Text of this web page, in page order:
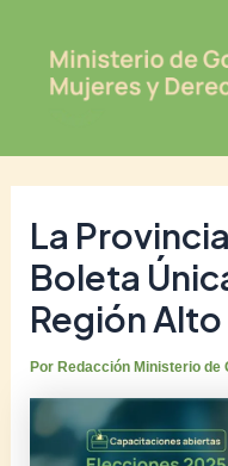
contenido
La
Boleta
Región
Por Redacción Ministerio de
navigation